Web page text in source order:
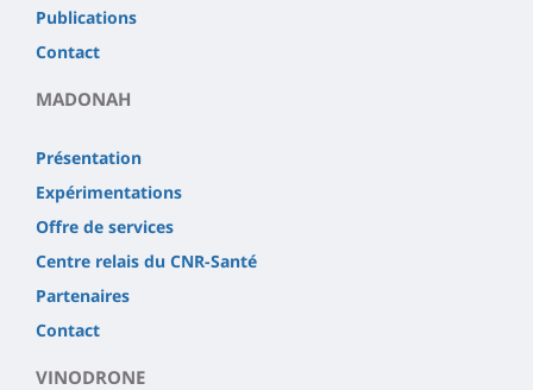
Publications
Contact
MADONAH
Présentation
Expérimentations
Offre de services
Centre relais du CNR-Santé
Partenaires
Contact
VINODRONE